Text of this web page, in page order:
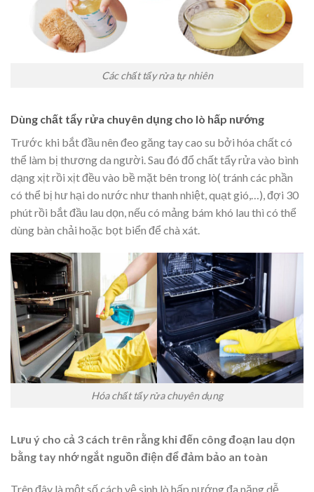
Các chất tẩy rửa tự nhiên
Dùng chất tẩy rửa chuyên dụng cho lò hấp nướng
Trước khi bắt đầu nên đeo găng tay cao su bởi hóa chất có
thể làm bị thương da người. Sau đó đổ chất tẩy rửa vào bình
dạng xịt rồi xịt đều vào bề mặt bên trong lò( tránh các phần
có thể bị hư hại do nước như thanh nhiệt, quạt gió,…), đợi 30
phút rồi bắt đầu lau dọn, nếu có mảng bám khó lau thì có thể
dùng bàn chải hoặc bọt biển để chà xát.
Hóa chất tẩy rửa chuyên dụng
Lưu ý cho cả 3 cách trên rằng khi đến công đoạn lau dọn
bằng tay nhớ ngắt nguồn điện để đảm bảo an toàn
Trên đây là một số cách vệ sinh lò hấp nướng đa năng dễ